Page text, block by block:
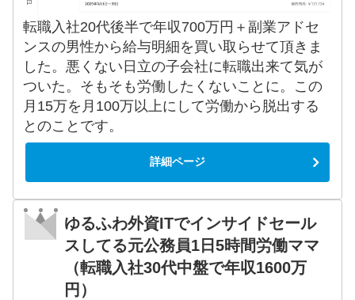
転職入社20代後半で年収700万円＋副業アドセ
ンスの男性から給与明細を買い取らせて頂きま
した。悪くない日立の子会社に転職出来て気が
ついた。そもそも労働したくないことに。この
月15万を月100万以上にして労働から脱出する
とのことです。
詳細ページ
ゆるふわ外資ITでインサイドセール
スしてる元公務員1日5時間労働ママ
（転職入社30代中盤で年収1600万
円）